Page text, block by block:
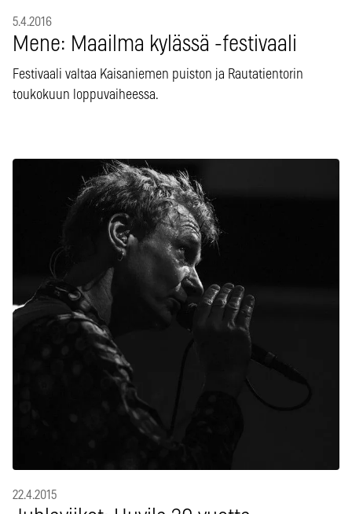
5.4.2016
Mene: Maailma kylässä -festivaali
Festivaali valtaa Kaisaniemen puiston ja Rautatientorin
toukokuun loppuvaiheessa.
22.4.2015